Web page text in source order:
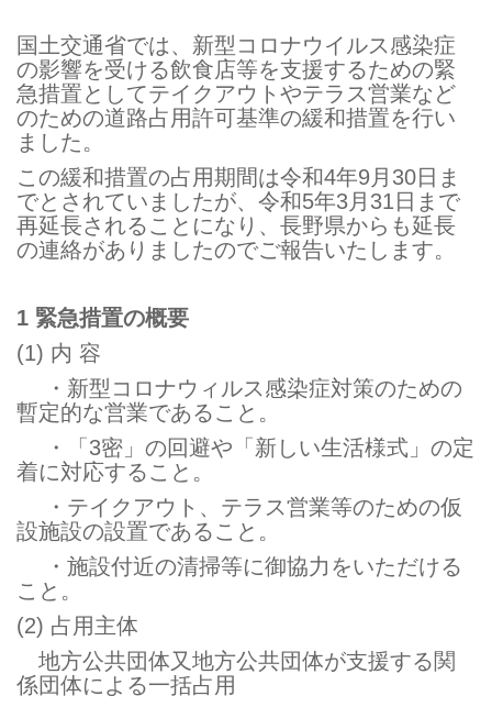
国土交通省では、新型コロナウイルス感染症
の影響を受ける飲食店等を支援するための緊
急措置としてテイクアウトやテラス営業など
のための道路占用許可基準の緩和措置を行い
ました。
この緩和措置の占用期間は令和4年9月30日ま
でとされていましたが、令和5年3月31日まで
再延長されることになり、長野県からも延長
の連絡がありましたのでご報告いたします。
1 緊急措置の概要
(1) 内 容
・新型コロナウィルス感染症対策のための
暫定的な営業であること。
・「3密」の回避や「新しい生活様式」の定
着に対応すること。
・テイクアウト、テラス営業等のための仮
設施設の設置であること。
・施設付近の清掃等に御協力をいただける
こと。
(2) 占用主体
地方公共団体又地方公共団体が支援する関
係団体による一括占用